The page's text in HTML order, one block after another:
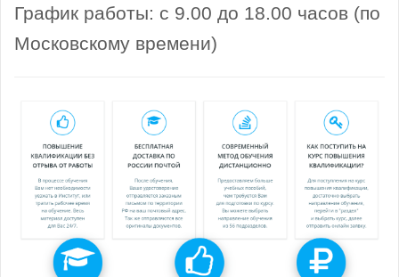
График работы: с 9.00 до 18.00 часов (по
Московскому времени)